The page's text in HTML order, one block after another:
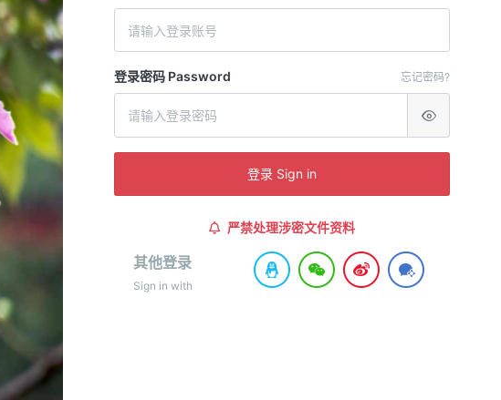
忘记密码?
登录密码 Password
登录 Sign in
严禁处理涉密文件资料
其他登录
Sign in with